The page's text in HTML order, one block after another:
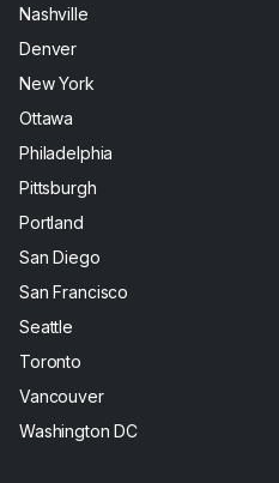
Nashville
Denver
New York
Ottawa
Philadelphia
Pittsburgh
Portland
San Diego
San Francisco
Seattle
Toronto
Vancouver
Washington DC